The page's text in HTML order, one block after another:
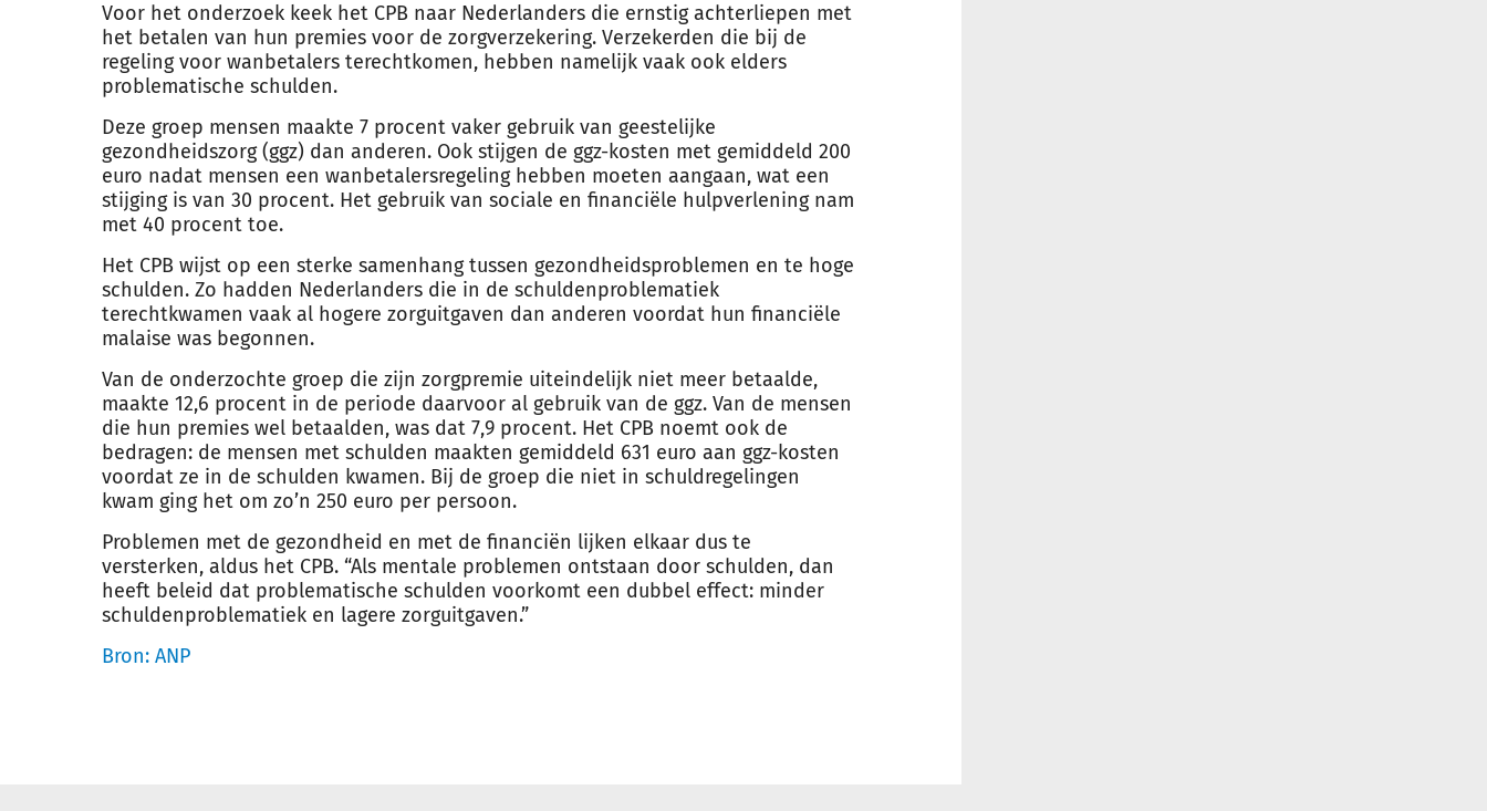
Voor het onderzoek keek het CPB naar Nederlanders die ernstig achterliepen met
het betalen van hun premies voor de zorgverzekering. Verzekerden die bij de
regeling voor wanbetalers terechtkomen, hebben namelijk vaak ook elders
problematische schulden.
Deze groep mensen maakte 7 procent vaker gebruik van geestelijke
gezondheidszorg (ggz) dan anderen. Ook stijgen de ggz-kosten met gemiddeld 200
euro nadat mensen een wanbetalersregeling hebben moeten aangaan, wat een
stijging is van 30 procent. Het gebruik van sociale en financiële hulpverlening nam
met 40 procent toe.
Het CPB wijst op een sterke samenhang tussen gezondheidsproblemen en te hoge
schulden. Zo hadden Nederlanders die in de schuldenproblematiek
terechtkwamen vaak al hogere zorguitgaven dan anderen voordat hun financiële
malaise was begonnen.
Van de onderzochte groep die zijn zorgpremie uiteindelijk niet meer betaalde,
maakte 12,6 procent in de periode daarvoor al gebruik van de ggz. Van de mensen
die hun premies wel betaalden, was dat 7,9 procent. Het CPB noemt ook de
bedragen: de mensen met schulden maakten gemiddeld 631 euro aan ggz-kosten
voordat ze in de schulden kwamen. Bij de groep die niet in schuldregelingen
kwam ging het om zo’n 250 euro per persoon.
Problemen met de gezondheid en met de financiën lijken elkaar dus te
versterken, aldus het CPB. “Als mentale problemen ontstaan door schulden, dan
heeft beleid dat problematische schulden voorkomt een dubbel effect: minder
schuldenproblematiek en lagere zorguitgaven.”
Bron: ANP